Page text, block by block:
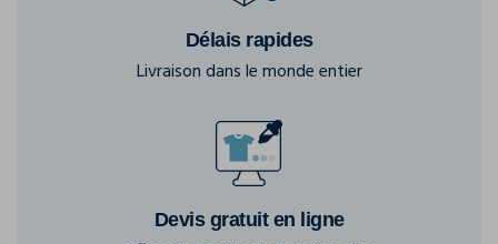
Délais rapides
Livraison dans le monde entier
Devis gratuit en ligne